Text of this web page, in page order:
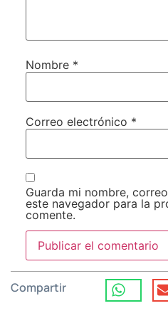
Nombre *
Correo electrónico *
Guarda mi nombre,
este navegador para la
comente.
Compartir